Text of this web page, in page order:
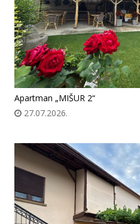
Apartman „MIŠUR 2“
27.07.2026.